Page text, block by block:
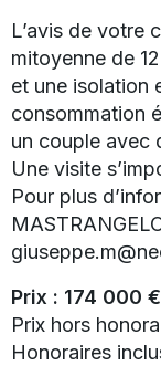
L’avis de votre
mitoyenne de
et une isolation
consommation
un couple avec
Une visite
Pour plus
Prix : 174 000 €
Prix hors
Honoraires